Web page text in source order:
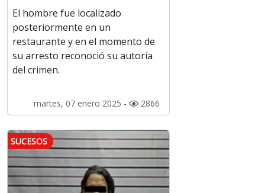
El hombre fue localizado
posteriormente en un
restaurante y en el momento de
su arresto reconoció su autoría
del crimen.
martes, 07 enero 2025 - 2866
SUCESOS